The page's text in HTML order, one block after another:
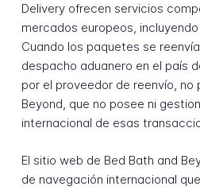
Delivery ofrecen servicios
mercados europeos, incluyendo
Cuando los paquetes se
despacho aduanero en el país
por el proveedor de reenvío, no
Beyond, que no posee ni
internacional de esas
El sitio web de Bed Bath and
de navegación internacional